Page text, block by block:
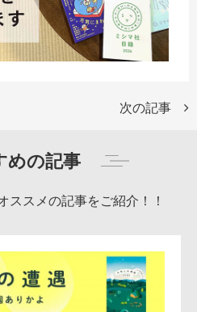
次の記事
めの記事
ススメの記事をご紹介！！